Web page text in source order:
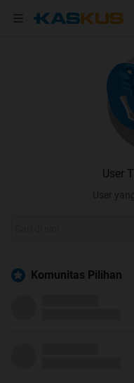
User
User
Komunitas Pilihan